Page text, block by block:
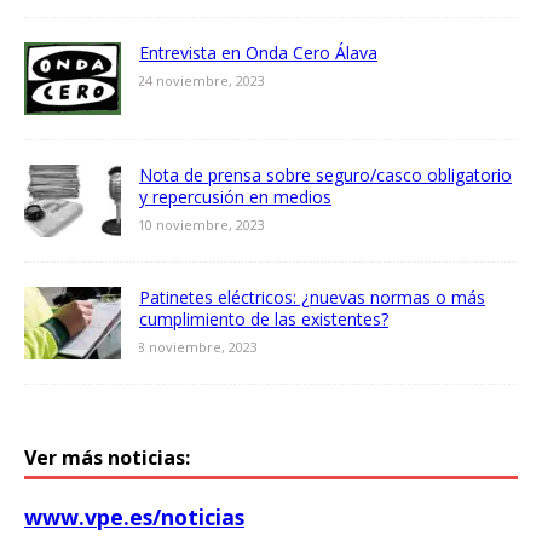
Entrevista en Onda Cero Álava
24 noviembre, 2023
Nota de prensa sobre seguro/casco obligatorio
y repercusión en medios
10 noviembre, 2023
Patinetes eléctricos: ¿nuevas normas o más
cumplimiento de las existentes?
8 noviembre, 2023
Ver más noticias:
www.vpe.es/noticias